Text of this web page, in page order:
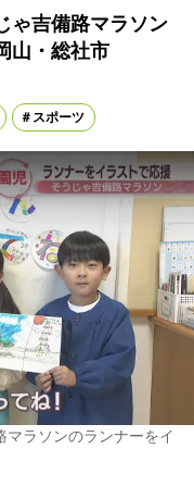
ゃ吉備路マラソン
山・総社市
スポーツ
マラソンのランナーをイ